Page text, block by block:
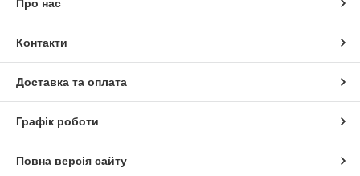
Про нас
Контакти
Доставка та оплата
Графік роботи
Повна версія сайту